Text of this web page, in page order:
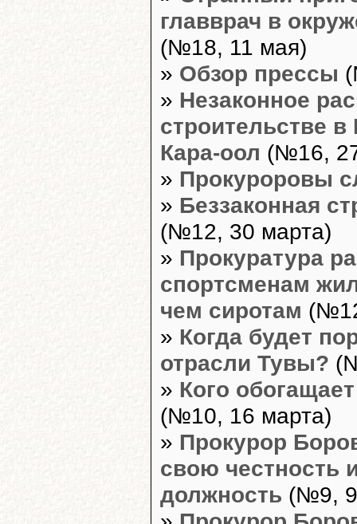
главврач в
(№18, 11 мая)
» Обзор прессы
» Незаконное
строительстве
Кара-оол (№16,
» Прокуроровы
» Беззаконная
(№12, 30 марта)
» Прокуратура
спортсменам
чем сиротам
» Когда будет
отрасли Тувы?
» Кого
(№10, 16 марта)
» Прокурор
свою честность
должность (№9,